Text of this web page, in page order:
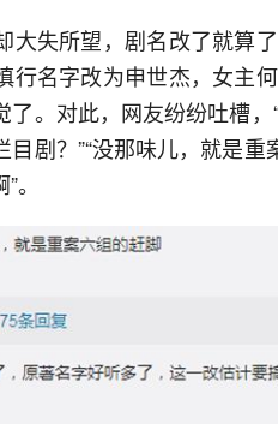
大失所望，剧名改了就算
行名字改为申世杰，女主
。对此，网友纷纷吐槽
剧？”“没那味儿，就是重
。